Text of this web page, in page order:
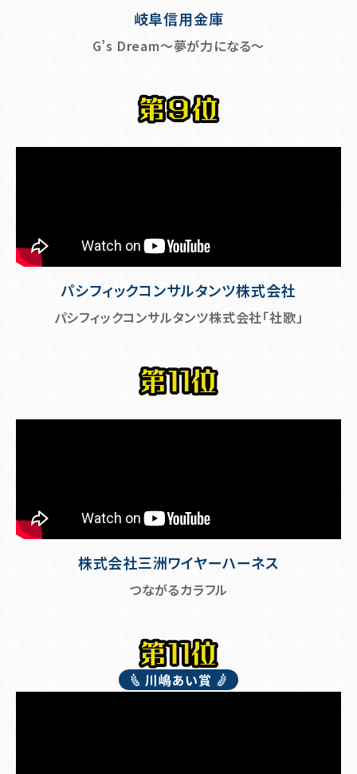
岐阜信用金庫
G’s Dream～夢が力になる～
パシフィックコンサルタンツ株式会社
パシフィックコンサルタンツ株式会社「社歌」
株式会社三洲ワイヤーハーネス
つながるカラフル
川嶋あい賞